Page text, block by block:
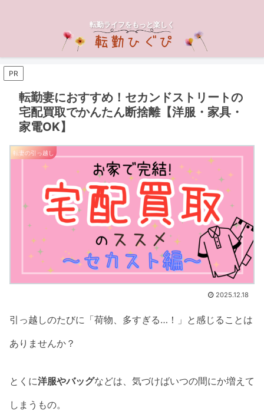
転勤ライフをもっと楽しく
PR
転勤妻におすすめ！セカンドストリートの
宅配買取でかんたん断捨離【洋服・家具・
家電OK】
転妻の引っ越し
2025.12.18
引っ越しのたびに「荷物、多すぎる…！」と感じることは
ありませんか？
とくに洋服やバッグなどは、気づけばいつの間にか増えて
しまうもの。